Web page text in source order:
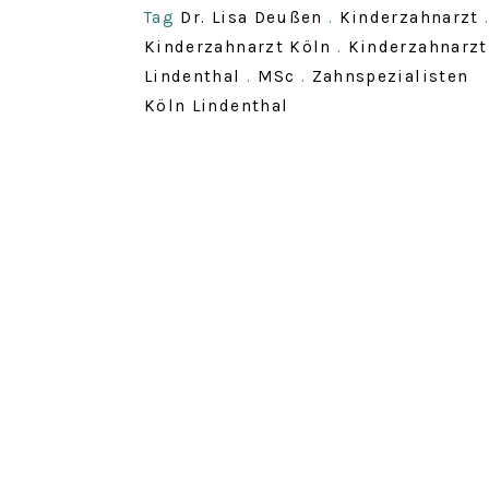
Tag Dr. Lisa Deußen . Kinderzahnarzt .
Kinderzahnarzt Köln . Kinderzahnarzt
Lindenthal . MSc . Zahnspezialisten
Köln Lindenthal